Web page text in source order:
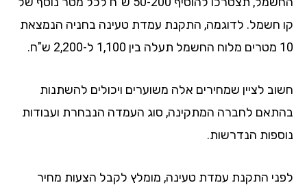
חשמל. לדוגמה, התקנת עמדת טעינה בחניה הנמצאת
לציין שמחירים אלה משוערים ויכולים להשתנות
לחברה המתקינה, סוג העמדה הנבחרת ועבודות
הנדרשות.
התקנת עמדת טעינה, מומלץ לקבל הצעות מחיר